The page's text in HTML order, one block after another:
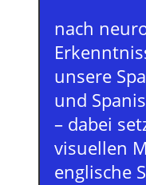
nach
unsere
und
– dabei
visuellen
englische